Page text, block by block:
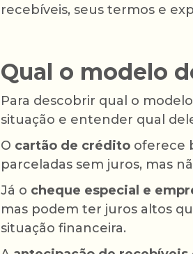
recebíveis, seus termos e
Qual o modelo
Para descobrir qual o
situação e entender qual
O cartão de créditooferece
parceladas sem juros, mas
Já o cheque especial e
mas podem ter juros altos
situação financeira.